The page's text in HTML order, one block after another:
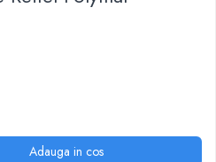
Adauga in cos